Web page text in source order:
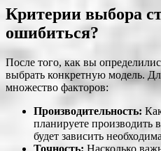
Критерии выбора
ошибиться?
После того, как вы
выбрать конкретную модель.
множество факторов:
Производительность:
планируете производить
будет зависить
Точность: Насколько